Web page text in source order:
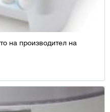
на производител на